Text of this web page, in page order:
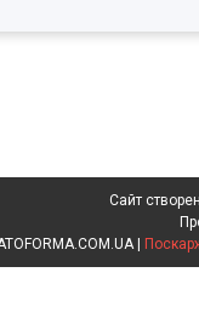
Сайт